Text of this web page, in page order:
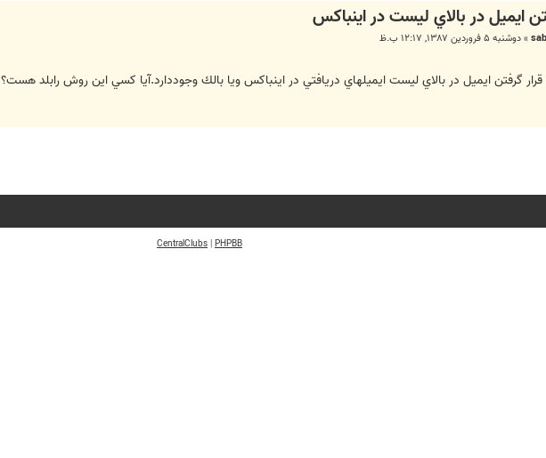
ايميل در بالاي ليست در اينباكس
»دوشنبه ۵ فروردین ۱۳۸۷, ۱۲:۱۷ ب.ظ
گرفتن ايميل در بالاي ليست ايميلهاي دريافتي در اينباكس ويا بالك وجوددارد.آيا كسي اين روش رابلد هست؟
PHPBB
|
CentralClubs